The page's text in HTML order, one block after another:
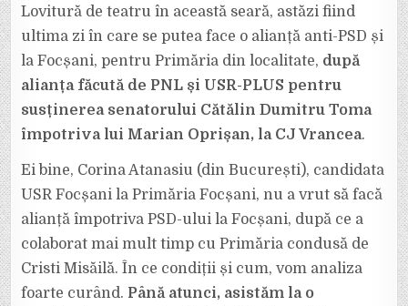
FOCȘANI
A
”VÂNDUT
MECIUL”
PENTRU
PRIMĂRIA
ÎN
PSD!
CORINA
ATANASIU,
FOSTA
LUI
N-
VRUT
SĂ
FACĂ
ALIANȚĂ
CU
PNL,
Lovitură de teatru în această seară, astăzi fiind
ultima zi în care se putea face o alianță anti-PSD și
la Focșani, pentru Primăria din localitate, după
alianța făcută de PNL și USR-PLUS pentru
susținerea senatorului Cătălin Dumitru Toma
împotriva lui Marian Oprișan, la CJ Vrancea.
Ei bine, Corina Atanasiu (din București), candidata
USR Focșani la Primăria Focșani, nu a vrut să facă
alianță împotriva PSD-ului la Focșani, după ce a
colaborat mai mult timp cu Primăria condusă de
Cristi Misăilă. În ce condiții și cum, vom analiza
foarte curând. Până atunci, asistăm la o